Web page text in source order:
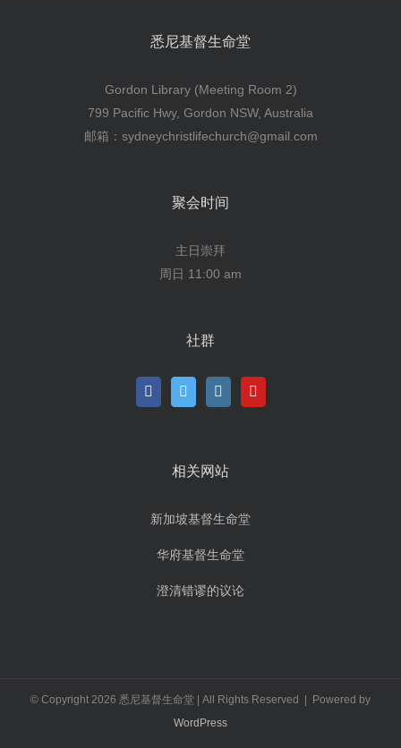
悉尼基督生命堂
Gordon Library (Meeting Room 2)
799 Pacific Hwy, Gordon NSW, Australia
邮箱：sydneychristlifechurch@gmail.com
聚会时间
主日崇拜
周日 11:00 am
社群
相关网站
新加坡基督生命堂
华府基督生命堂
澄清错谬的议论
© Copyright 2026 悉尼基督生命堂 | All Rights Reserved | Powered by
WordPress